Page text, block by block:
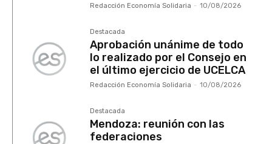
Redacción Economía Solidaria - 10/08/2026
Destacada
Aprobación unánime de todo
lo realizado por el Consejo en
el último ejercicio de UCELCA
Redacción Economía Solidaria - 10/08/2026
Destacada
Mendoza: reunión con las
federaciones